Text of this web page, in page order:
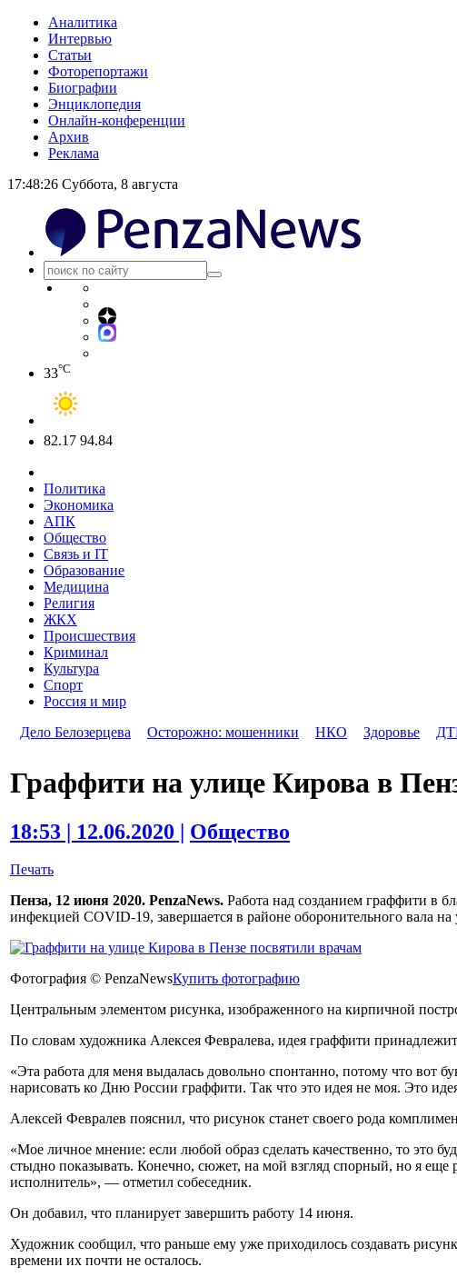
Аналитика
Интервью
Статьи
Фоторепортажи
Биографии
Энциклопедия
Онлайн-конференции
Архив
Реклама
17:48:27 Суббота, 8 августа
33°C
82.17 94.84
Политика
Экономика
АПК
Общество
Связь и IT
Образование
Медицина
Религия
ЖКХ
Происшествия
Криминал
Культура
Спорт
Россия и мир
Дело Белозерцева
Осторожно: мошенники НКО Здоровье
Граффити на улице Кирова в
18:53 | 12.06.2020 | Общество
Печать
Пенза, 12 июня 2020. PenzaNews. Работа над созданием граффити в
инфекцией COVID-19, завершается в районе оборонительного вала на
Фотография © PenzaNewsКупить фотографию
Центральным элементом рисунка, изображенного на кирпичной
По словам художника Алексея Февралева, идея граффити
«Эта работа для меня выдалась довольно спонтанно, потому что вот
нарисовать ко Дню России граффити. Так что это идея не моя. Это
Алексей Февралев пояснил, что рисунок станет своего рода
«Мое личное мнение: если любой образ сделать качественно, то это
стыдно показывать. Конечно, сюжет, на мой взгляд спорный, но я еще
исполнитель», — отметил собеседник.
Он добавил, что планирует завершить работу 14 июня.
Художник сообщил, что раньше ему уже приходилось создавать
времени их почти не осталось.